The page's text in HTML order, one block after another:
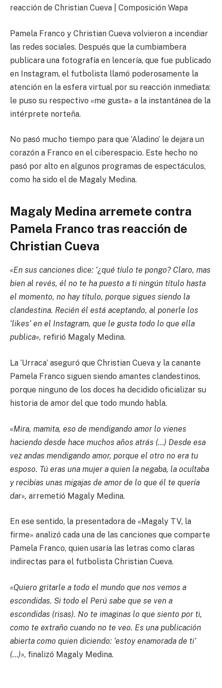
reacción de Christian Cueva | Composición Wapa
Pamela Franco y Christian Cueva volvieron a incendiar
las redes sociales. Después que la cumbiambera
publicara una fotografía en lencería, que fue publicado
en Instagram, el futbolista llamó poderosamente la
atención en la esfera virtual por su reacción inmediata:
le puso su respectivo «me gusta» a la instantánea de la
intérprete norteña.
No pasó mucho tiempo para que ‘Aladino’ le dejara un
corazón a Franco en el ciberespacio. Este hecho no
pasó por alto en algunos programas de espectáculos,
como ha sido el de Magaly Medina.
Magaly Medina arremete contra
Pamela Franco tras reacción de
Christian Cueva
«En sus canciones dice: ‘¿qué tíulo te pongo? Claro, mas
bien al revés, él no te ha puesto a ti ningún título hasta
el momento, no hay título, porque sigues siendo la
clandestina. Recién él está aceptando, al ponerle los
‘likes’ en el Instagram, que le gusta todo lo que ella
publica», refirió Magaly Medina.
La ‘Urraca’ aseguró que Christian Cueva y la canante
Pamela Franco siguen siendo amantes clandestinos,
porque ninguno de los doces ha decidido oficializar su
historia de amor del que todo mundo habla.
«Mira, mamita, eso de mendigando amor lo vienes
haciendo desde hace muchos años atrás (…) Desde esa
vez andas mendigando amor, porque el otro no era tu
esposo. Tú eras una mujer a quien la negaba, la ocultaba
y recibías unas migajas de amor de lo que él te quería
dar», arremetió Magaly Medina.
En ese sentido, la presentadora de «Magaly TV, la
firme» analizó cada una de las canciones que comparte
Pamela Franco, quien usaría las letras como claras
indirectas para el futbolista Christian Cueva.
«Quiero gritarle a todo el mundo que nos vemos a
escondidas. Si todo el Perú sabe que se ven a
escondidas (risas). No te imaginas lo que siento por ti,
como te extraño cuando no te veo. Es una publicación
abierta como quien diciendo: ‘estoy enamorada de ti’
(…)», finalizó Magaly Medina.